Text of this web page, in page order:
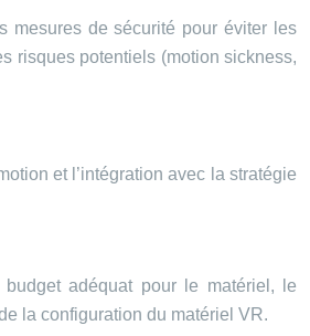
mesures de sécurité pour éviter les
risques potentiels (motion sickness,
et l’intégration avec la stratégie
adéquat pour le matériel, le
la configuration du matériel VR.